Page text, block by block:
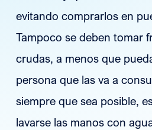
evitando comprarlos en
Tampoco se deben tomar
crudas, a menos que
persona que las va a
siempre que sea posible,
lavarse las manos con